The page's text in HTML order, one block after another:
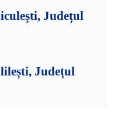
Județul
Județul